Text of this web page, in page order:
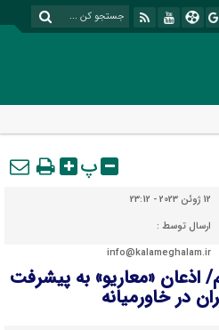
پ
12 ژوئن 2023 - 23:12
ارسال توسط :
info@kalameghalam.ir
اذعان «معاریو» به پیشرفت
در خاورمیانه